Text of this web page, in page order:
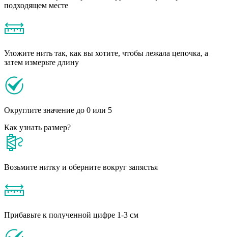
подходящем месте
Уложите нить так, как вы хотите, чтобы лежала цепочка, а
затем измерьте длину
Округлите значение до 0 или 5
Как узнать размер?
Возьмите нитку и оберните вокруг запястья
Прибавьте к полученной цифре 1-3 см